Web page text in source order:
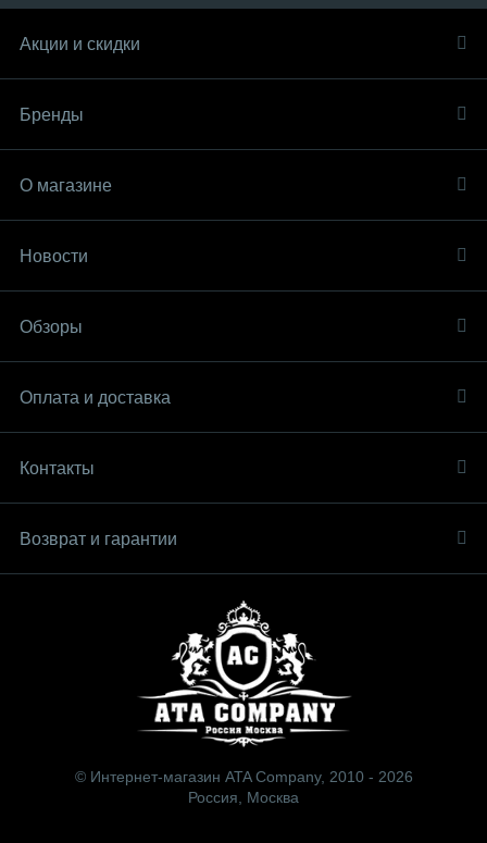
Акции и скидки
Бренды
О магазине
Новости
Обзоры
Оплата и доставка
Контакты
Возврат и гарантии
© Интернет-магазин ATA Company, 2010 - 2026
Россия, Москва